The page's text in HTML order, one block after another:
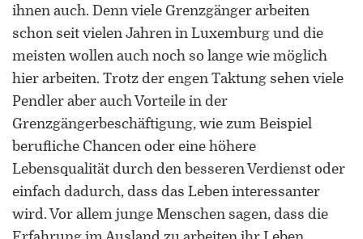
Universität Flensburg, Viadrina
Universität Frankfurt (Oder),
Universität Lothringen, Universität
des Saarlandes und Universität
Duisburg-Essen
Doppelpromotion an der Universität
des Saarlandes und Universität
Luxemburg
ihnen auch. Denn viele Grenzgänger arbeiten
schon seit vielen Jahren in Luxemburg und die
meisten wollen auch noch so lange wie möglich
hier arbeiten. Trotz der engen Taktung sehen viele
Pendler aber auch Vorteile in der
Grenzgängerbeschäftigung, wie zum Beispiel
berufliche Chancen oder eine höhere
Lebensqualität durch den besseren Verdienst oder
einfach dadurch, dass das Leben interessanter
wird. Vor allem junge Menschen sagen, dass die